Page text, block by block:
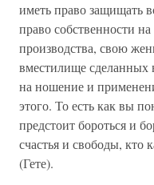
иметь право защищать
право собственности
производства, свою
вместилище
на ношение и
этого. То есть как вы
предстоит бороться и
счастья и свободы, кто
(Гете).